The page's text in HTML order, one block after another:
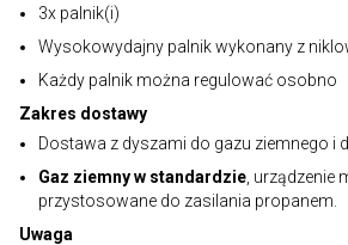
3x palnik(i)
Wysokowydajny palnik wykonany z
Każdy palnik można regulować osobno
Zakres dostawy
Dostawa z dyszami do gazu ziemnego i
Gaz ziemny w standardzie , urządzenie
przystosowane do zasilania propanem.
Uwaga